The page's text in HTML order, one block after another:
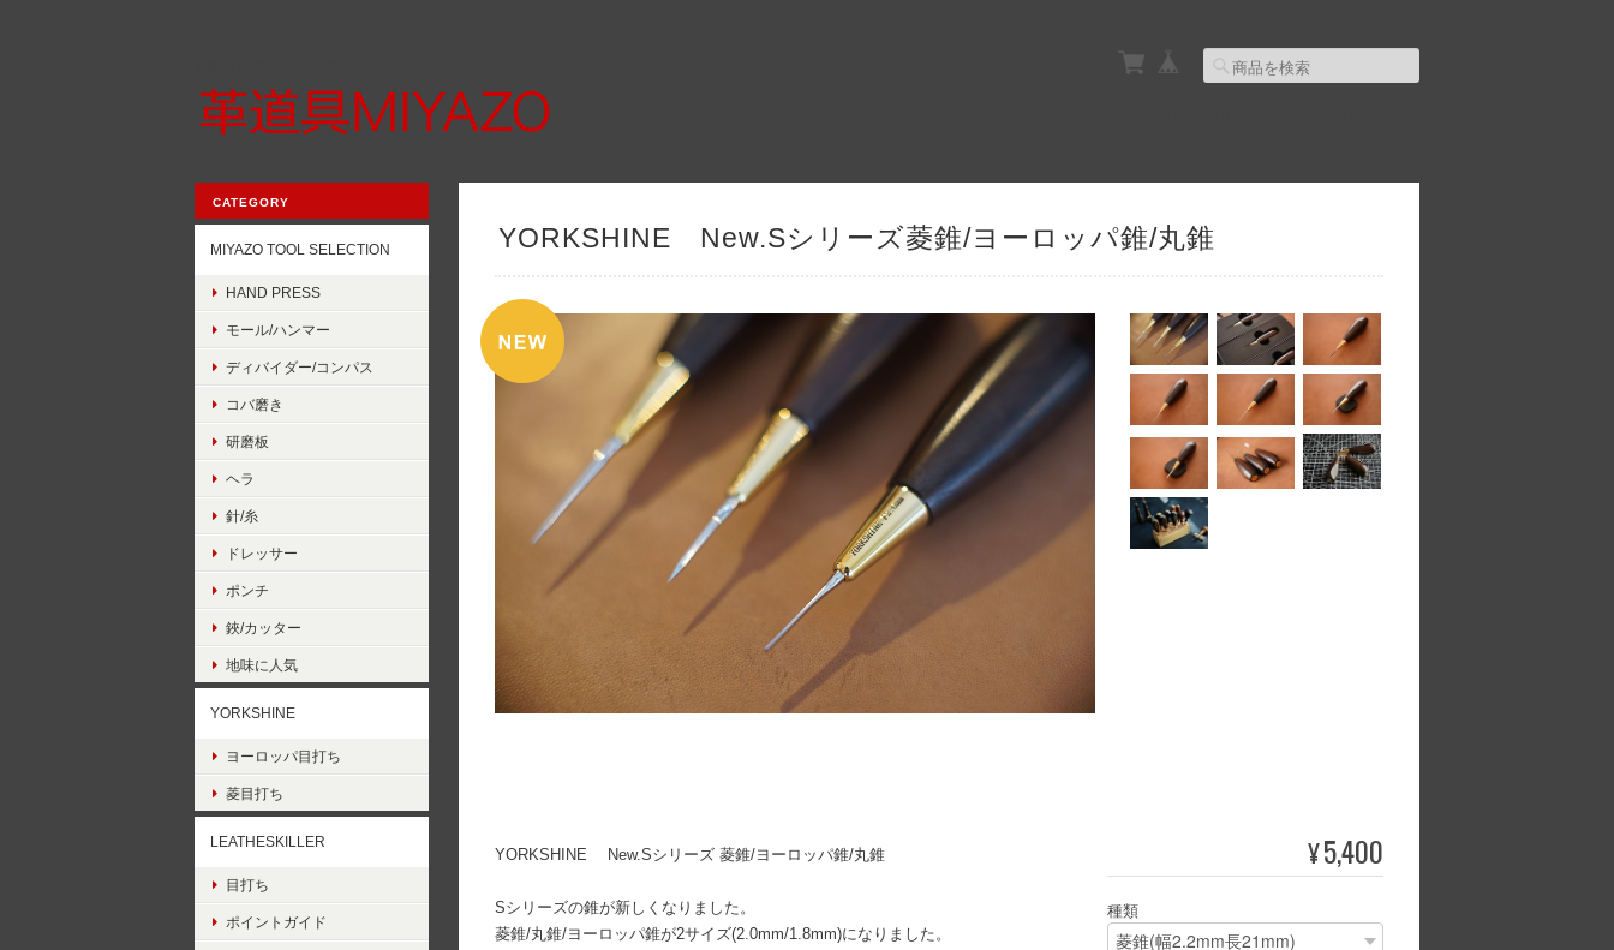
YORKSHINE New.Sシリーズ菱錐/ヨーロッパ錐/丸錐
YORKSHINE New.Sシリーズ 菱錐/ヨーロッパ錐/丸錐
Sシリーズの錐が新しくなりました。
菱錐/丸錐/ヨーロッパ錐が2サイズ(2.0mm/1.8mm)になりました。
¥5,400
種類
CATEGORY
MIYAZO TOOL SELECTION
HAND PRESS
モール/ハンマー
ディバイダー/コンパス
コバ磨き
研磨板
ヘラ
針/糸
ドレッサー
ポンチ
鋏/カッター
地味に人気
YORKSHINE
ヨーロッパ目打ち
菱目打ち
LEATHESKILLER
目打ち
ポイントガイド